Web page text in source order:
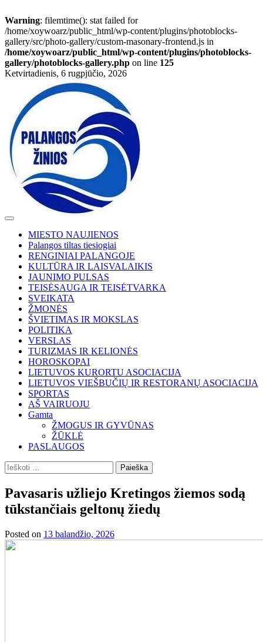
Warning: filemtime(): stat failed for
/home/xoywoarz/public_html/wp-content/plugins/photoblocks-
gallery/src/photo-gallery/custom-masonary-frontend.js in
/home/xoywoarz/public_html/wp-content/plugins/photoblocks-
gallery/photoblocks-gallery.php on line 125
Skip
Ketvirtadienis, 6 rugpjūčio, 2026
MIESTO NAUJIENOS
Palangos tiltas tiesiogiai
RENGINIAI PALANGOJE
KULTŪRA IR LAISVALAIKIS
JAUNIMO PULSAS
TEISĖSAUGA IR TEISĖTVARKA
SVEIKATA
ŽMONĖS
ŠVIETIMAS IR MOKSLAS
POLITIKA
VERSLAS
TURIZMAS IR KELIONĖS
HOROSKOPAI
LIETUVOS KURORTU ASOCIACIJA
LIETUVOS VIEŠBUČIŲ IR RESTORANŲ ASOCIACIJA
SPORTAS
AŠ VAIRUOJU
Gamta
ŽMOGUS IR GYVŪNAS
ŽŪKLĖ
PASLAUGOS
Ieškoti:
Pavasaris užliejo Kretingos žiemos sodą
tūkstančiais geltonų žiedų
Posted on 13 balandžio, 2026